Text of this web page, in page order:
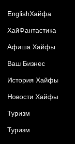
EnglishХайфа
XайФантастика
Афиша Хайфы
Ваш Бизнес
История Хайфы
Новости Хайфы
Туризм
Туризм